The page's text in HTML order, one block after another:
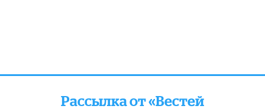
Рассылка от «Вестей